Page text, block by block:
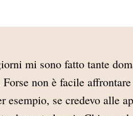
mi sono fatto tante
Forse non è facile
esempio, se credevo alle